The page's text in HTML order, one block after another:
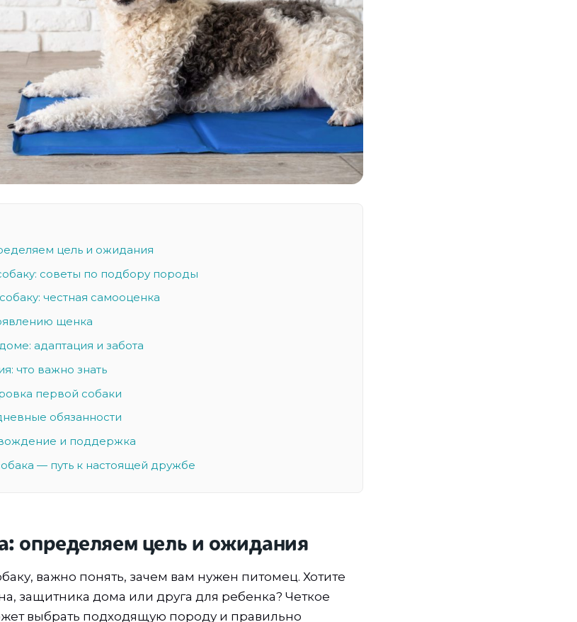
цель и ожидания
советы по подбору породы
честная самооценка
щенка
адаптация и забота
что важно знать
первой собаки
обязанности
и поддержка
— путь к настоящей дружбе
определяем цель и ожидания
важно понять, зачем вам нужен питомец. Хотите
защитника дома или друга для ребенка? Четкое
выбрать подходящую породу и правильно